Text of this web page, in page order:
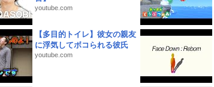
youtube.com
【多目的トイレ】彼女の親友
に浮気してボコられる彼氏
youtube.com